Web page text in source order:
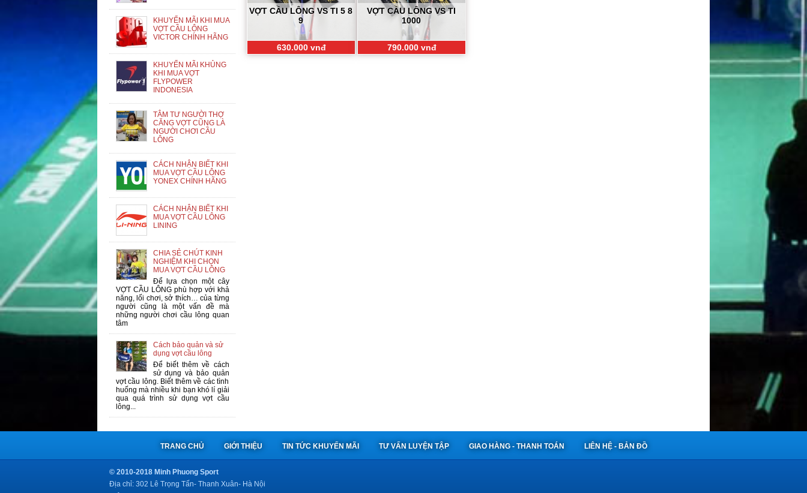
KHUYẾN MÃI KHI MUA
VỢT CẦU LÔNG
VICTOR CHÍNH HÃNG
KHUYẾN MÃI KHỦNG
KHI MUA VỢT
FLYPOWER
INDONESIA
TÂM TƯ NGƯỜI THỢ
CĂNG VỢT CŨNG LÀ
NGƯỜI CHƠI CẦU
LÔNG
CÁCH NHẬN BIẾT KHI
MUA VỢT CẦU LÔNG
YONEX CHÍNH HÃNG
CÁCH NHẬN BIẾT KHI
MUA VỢT CẦU LÔNG
LINING
CHIA SẺ CHÚT KINH
NGHIỆM KHI CHỌN
MUA VỢT CẦU LÔNG
Để lựa chọn một cây
VỢT CẦU LÔNG phù hợp với khả
năng, lối chơi, sở thích… của từng
người cũng là một vấn đề mà
những người chơi cầu lông quan
tâm
Cách bảo quản và sử
dụng vợt cầu lông
Để biết thêm về cách
sử dụng và bảo quản
vợt cầu lông. Biết thêm về các tình
huống mà nhiều khi bạn khó lí giải
qua quá trình sử dụng vợt cầu
lông...
VỢT CẦU LÔNG VS TI 5 8
9
630.000 vnđ
VỢT CẦU LÔNG VS TI
1000
790.000 vnđ
TRANG CHỦ GIỚI THIỆU TIN TỨC KHUYẾN MÃI TƯ VẤN LUYỆN TẬP GIAO HÀNG - THANH TOÁN LIÊN HỆ - BẢN ĐỒ
© 2010-2018 Minh Phuong Sport
Địa chỉ: 302 Lê Trọng Tấn- Thanh Xuân- Hà Nội